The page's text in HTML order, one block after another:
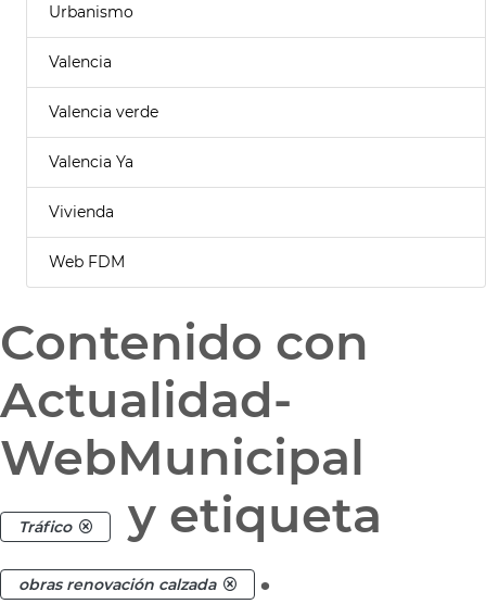
Urbanismo
Valencia
Valencia verde
Valencia Ya
Vivienda
Web FDM
Contenido con
Actualidad-
WebMunicipal
Tráfico y etiqueta
obras renovación calzada .